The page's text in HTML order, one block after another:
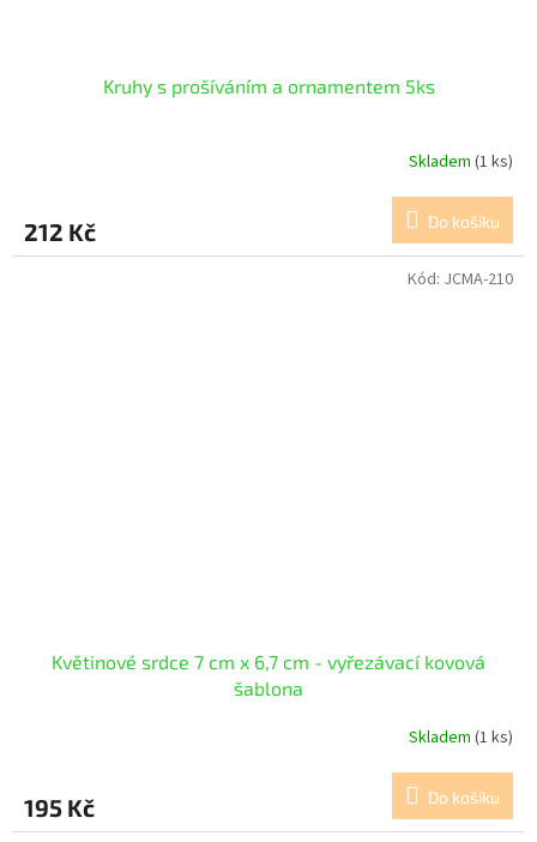
Kruhy s prošíváním a ornamentem 5ks
Skladem (1 ks)
212 Kč Do košíku
Květinové srdce 7 cm x 6,7 cm - vyřezávací kovová
šablona
Skladem (1 ks)
195 Kč Do košíku
Kód: JCMA-210